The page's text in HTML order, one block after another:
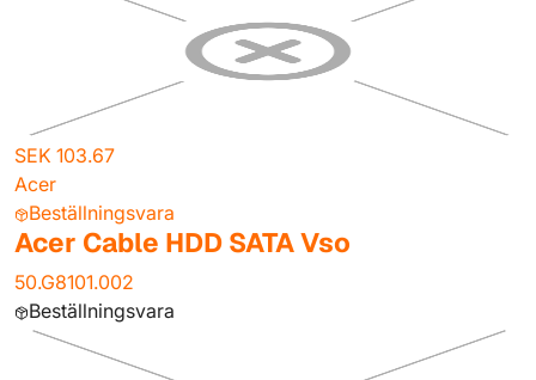
SEK 103.67
Acer
Beställningsvara
Acer Cable HDD SATA Vso
50.G8101.002
Beställningsvara